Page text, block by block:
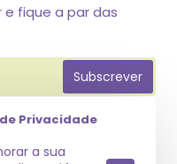
a sua
fique a par das
Subscrever
Privacidade